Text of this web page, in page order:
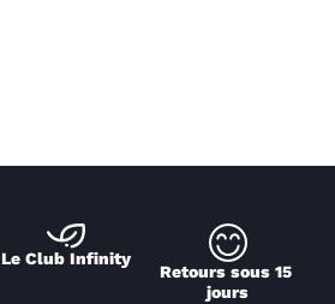
Le Club Infinity
Retours sous 15
jours